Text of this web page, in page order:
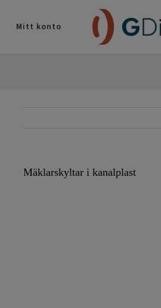
Mitt konto
Mäklarskyltar i kanalplast